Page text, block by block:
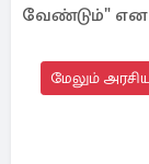
வேண்டும்" என
மேலும்